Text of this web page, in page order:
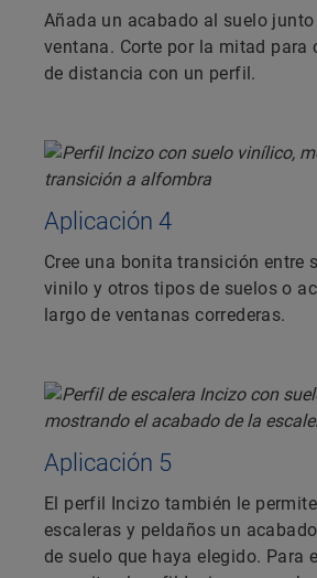
Añada un acabado al suelo
ventana. Corte por la mitad para
de distancia con un perfil.
Aplicación 4
Cree una bonita transición entre
vinilo y otros tipos de suelos o
largo de ventanas correderas.
Aplicación 5
El perfil Incizo también le
escaleras y peldaños un
de suelo que haya elegido. Para